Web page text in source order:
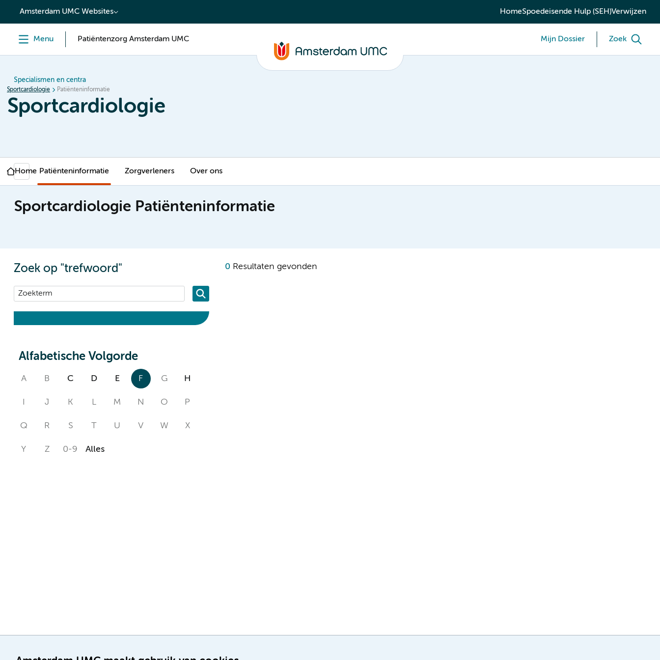
content
Amsterdam UMC Websites HomeSpoedeisende Hulp (SEH)Verwijzen
Menu Patiëntenzorg Amsterdam UMC Mijn Dossier Zoek
Specialismen en centra
Sportcardiologie Patiënteninformatie
Sportcardiologie
Home Patiënteninformatie Zorgverleners Over ons
Sportcardiologie Patiënteninformatie
Zoek op "trefwoord"
Alfabetische Volgorde
A B C D E F G H
J K L M N O P
Q R S T U V W X
Y Z 0-9 Alles
0 Resultaten gevonden